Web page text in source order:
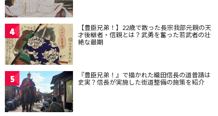
4 【豊臣兄弟！】22歳で散った長宗我部元親の天
才後継者・信親とは？武勇を奮った若武者の壮
絶な最期
5 『豊臣兄弟！』で描かれた織田信長の道普請は
史実？信長が実施した街道整備の施策を紹介